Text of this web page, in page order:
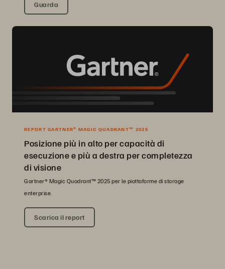
Guarda
REPORT GARTNER® MAGIC QUADRANT™ 2025
Posizione più in alto per capacità di
esecuzione e più a destra per completezza
di visione
Gartner® Magic Quadrant™ 2025 per le piattaforme di storage
enterprise.
Scarica il report